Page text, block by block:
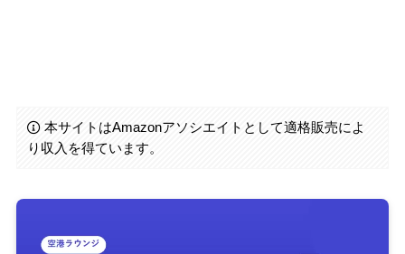
本サイトはAmazonアソシエイトとして適格販売によ
り収入を得ています。